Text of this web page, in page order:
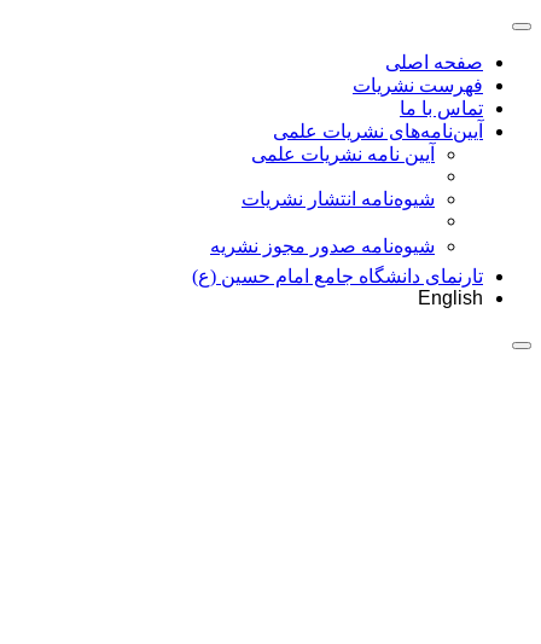
صفحه اصلی
فهرست نشریات
تماس با ما
آیین‌نامه‌های نشریات علمی
آیین نامه نشریات علمی
شیوه‌نامه انتشار نشریات
شیوهنامه صدور مجوز نشریه
تارنمای دانشگاه جامع امام حسین (ع)
English